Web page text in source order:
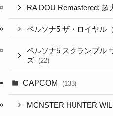
RAIDOU Remastered: 超
ペルソナ5 ザ・ロイヤル
ペルソナ5 スクランブル
ズ
(22)
CAPCOM (133)
MONSTER HUNTER